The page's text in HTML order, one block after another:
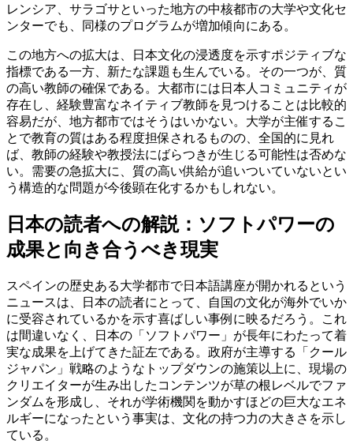
レンシア、サラゴサといった地方の中核都市の大学や文化セ
ンターでも、同様のプログラムが増加傾向にある。
この地方への拡大は、日本文化の浸透度を示すポジティブな
指標である一方、新たな課題も生んでいる。その一つが、質
の高い教師の確保である。大都市には日本人コミュニティが
存在し、経験豊富なネイティブ教師を見つけることは比較的
容易だが、地方都市ではそうはいかない。大学が主催するこ
とで教育の質はある程度担保されるものの、全国的に見れ
ば、教師の経験や教授法にばらつきが生じる可能性は否めな
い。需要の急拡大に、質の高い供給が追いついていないとい
う構造的な問題が今後顕在化するかもしれない。
日本の読者への解説：ソフトパワーの
成果と向き合うべき現実
スペインの歴史ある大学都市で日本語講座が開かれるという
ニュースは、日本の読者にとって、自国の文化が海外でいか
に受容されているかを示す喜ばしい事例に映るだろう。これ
は間違いなく、日本の「ソフトパワー」が長年にわたって着
実な成果を上げてきた証左である。政府が主導する「クール
ジャパン」戦略のようなトップダウンの施策以上に、現場の
クリエイターが生み出したコンテンツが草の根レベルでファ
ンダムを形成し、それが学術機関を動かすほどの巨大なエネ
ルギーになったという事実は、文化の持つ力の大きさを示し
ている。